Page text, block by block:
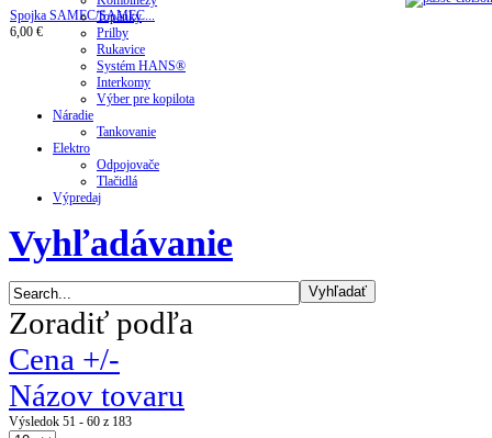
Spojka SAMEC/SAMEC...
6,00 €
Topánky
Prilby
Rukavice
Systém HANS®
Interkomy
Výber pre kopilota
Náradie
Tankovanie
Elektro
Odpojovače
Tlačidlá
Výpredaj
Vyhľadávanie
Zoradiť podľa
Cena +/-
Názov tovaru
Výsledok 51 - 60 z 183